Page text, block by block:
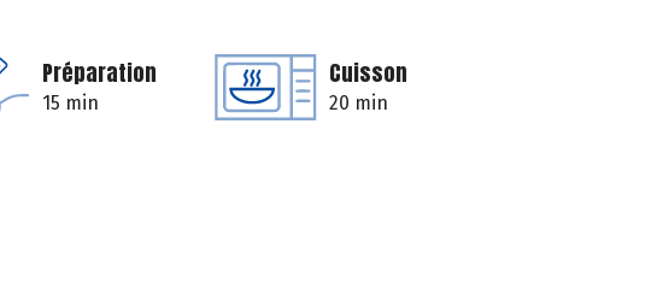
Préparation
15 min
Cuisson
20 min